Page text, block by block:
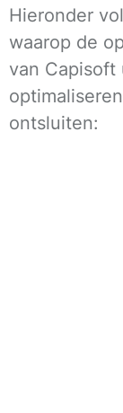
Hieronder
waarop de
van Capisoft
ontsluiten: